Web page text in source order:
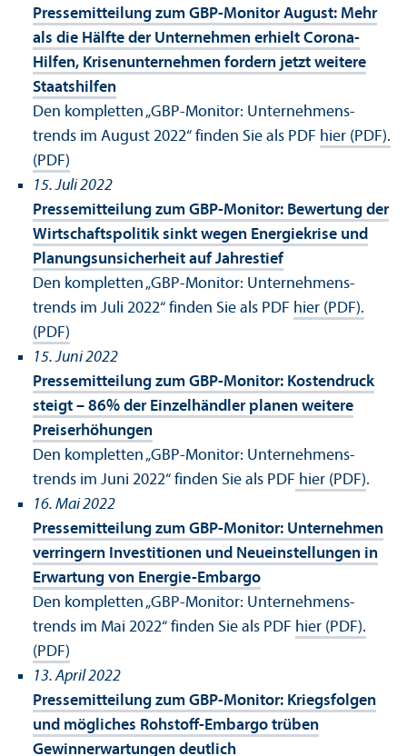
Pressemitteilung zum GBP-Monitor August: Mehr
als die Hälfte der Unter­nehmen erhielt Corona-
Hilfen, Krisen­unter­nehmen fordern jetzt weitere
Staats­hilfen
Den kompletten „GBP-Monitor: Unter­nehmens­
trends im August 2022“ finden Sie als PDF hier (PDF).
(PDF)
15. Juli 2022
Pressemitteilung zum GBP-Monitor: Bewertung der
Wirtschafts­politik sinkt wegen Energiekrise und
Planungs­unsicherheit auf Jahrestief
Den kompletten „GBP-Monitor: Unter­nehmens­
trends im Juli 2022“ finden Sie als PDF hier (PDF).
(PDF)
15. Juni 2022
Pressemitteilung zum GBP-Monitor: Kostendruck
steigt – 86% der Einzelhändler planen weitere
Preiserhöhungen
Den kompletten „GBP-Monitor: Unter­nehmens­
trends im Juni 2022“ finden Sie als PDF hier (PDF).
16. Mai 2022
Pressemitteilung zum GBP-Monitor: Unter­nehmen
verringern Investitionen und Neueinstellungen in
Erwartung von Energie-Embargo
Den kompletten „GBP-Monitor: Unter­nehmens­
trends im Mai 2022“ finden Sie als PDF hier (PDF).
(PDF)
13. April 2022
Pressemitteilung zum GBP-Monitor: Kriegsfolgen
und mögliches Rohstoff-Embargo trüben
Gewinnerwartungen deutlich